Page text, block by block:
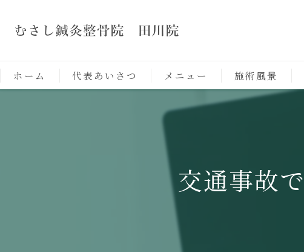
ホーム 代表あいさつ メニュー 施術風景
交通事故